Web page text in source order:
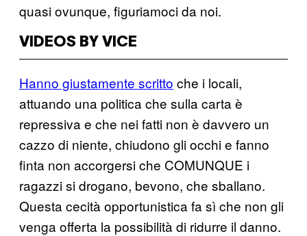
quasi ovunque, figuriamoci da noi.
VIDEOS BY VICE
Hanno giustamente scritto che i locali,
attuando una politica che sulla carta è
repressiva e che nei fatti non è davvero un
cazzo di niente, chiudono gli occhi e fanno
finta non accorgersi che COMUNQUE i
ragazzi si drogano, bevono, che sballano.
Questa cecità opportunistica fa sì che non gli
venga offerta la possibilità di ridurre il danno.